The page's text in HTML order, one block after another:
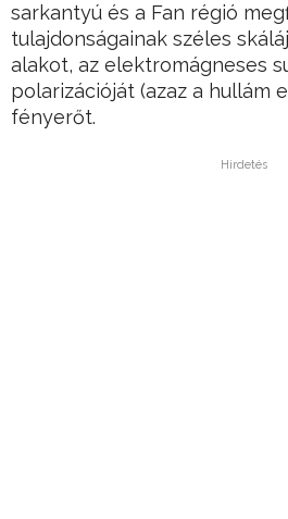
sarkantyú és a Fan régió
tulajdonságainak széles
alakot, az elektromágneses
polarizációját (azaz a hullám
fényerőt.
Hirdetés